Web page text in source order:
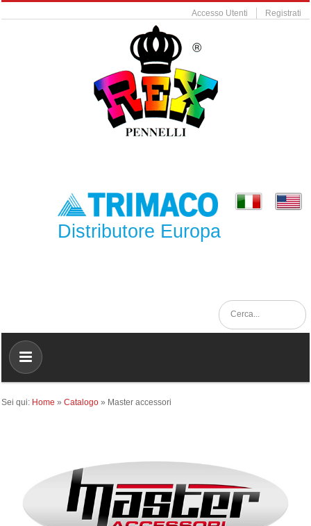
Accesso Utenti Registrati
Distributore Europa
Sei qui: Home » Catalogo » Master accessori